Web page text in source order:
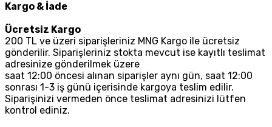
Kargo & İade
Ücretsiz Kargo
200 TL ve üzeri siparişleriniz MNG Kargo ile ücretsiz
gönderilir. Siparişleriniz stokta mevcut ise kayıtlı teslimat
adresinize gönderilmek üzere
saat 12:00 öncesi alınan siparişler aynı gün, saat 12:00
sonrası 1-3 iş günü içerisinde kargoya teslim edilir.
Siparişinizi vermeden önce teslimat adresinizi lütfen
kontrol ediniz.